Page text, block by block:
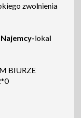
zwolnienia
lokal
BIURZE